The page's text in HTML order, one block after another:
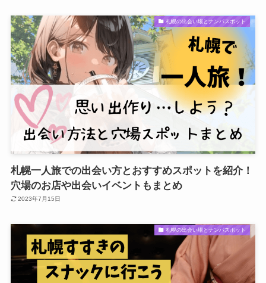
札幌の出会い場とナンパスポット
札幌一人旅での出会い方とおすすめスポットを紹介！
穴場のお店や出会いイベントもまとめ
2023年7月15日
札幌の出会い場とナンパスポット